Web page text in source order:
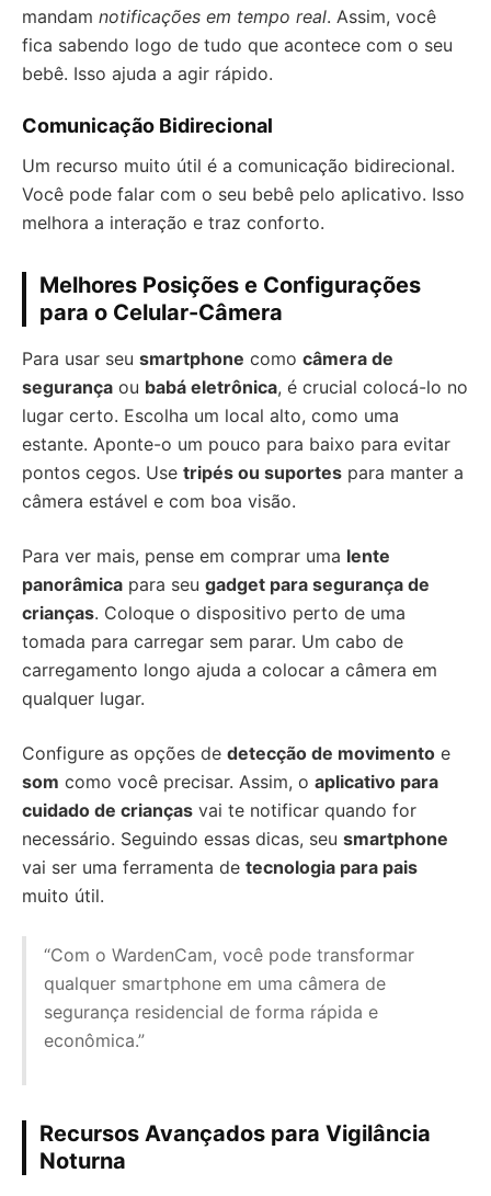
mandam notificações em tempo real. Assim, você
fica sabendo logo de tudo que acontece com o seu
bebê. Isso ajuda a agir rápido.
Comunicação Bidirecional
Um recurso muito útil é a comunicação bidirecional.
Você pode falar com o seu bebê pelo aplicativo. Isso
melhora a interação e traz conforto.
Melhores Posições e Configurações
para o Celular-Câmera
Para usar seu smartphone como câmera de
segurança ou babá eletrônica, é crucial colocá-lo no
lugar certo. Escolha um local alto, como uma
estante. Aponte-o um pouco para baixo para evitar
pontos cegos. Use tripés ou suportes para manter a
câmera estável e com boa visão.
Para ver mais, pense em comprar uma lente
panorâmica para seu gadget para segurança de
crianças. Coloque o dispositivo perto de uma
tomada para carregar sem parar. Um cabo de
carregamento longo ajuda a colocar a câmera em
qualquer lugar.
Configure as opções de detecção de movimento e
som como você precisar. Assim, o aplicativo para
cuidado de crianças vai te notificar quando for
necessário. Seguindo essas dicas, seu smartphone
vai ser uma ferramenta de tecnologia para pais
muito útil.
“Com o WardenCam, você pode transformar
qualquer smartphone em uma câmera de
segurança residencial de forma rápida e
econômica.”
Recursos Avançados para Vigilância
Noturna